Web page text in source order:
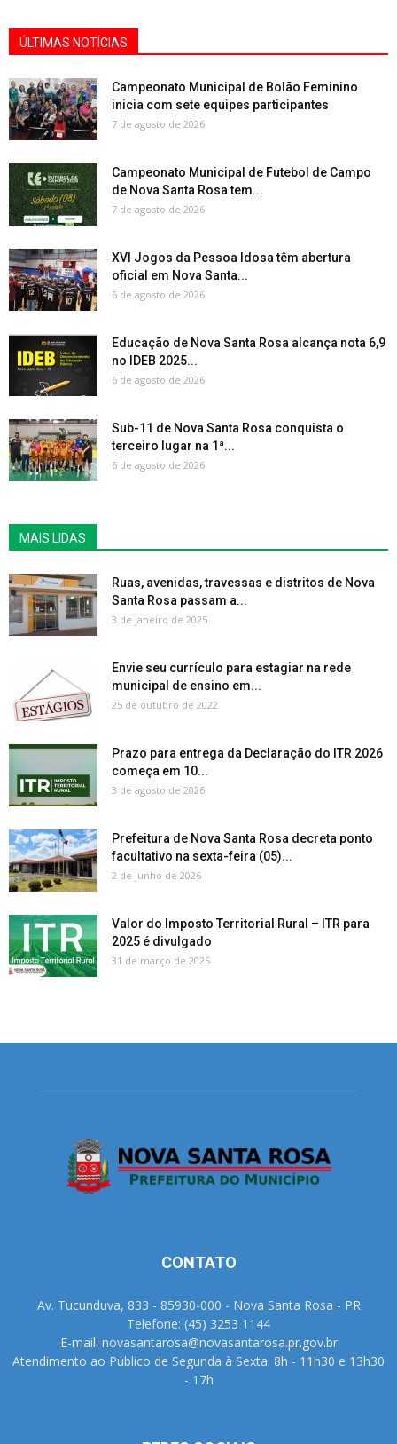
ÚLTIMAS NOTÍCIAS
Campeonato Municipal de Bolão Feminino
inicia com sete equipes participantes
7 de agosto de 2026
Campeonato Municipal de Futebol de Campo
de Nova Santa Rosa tem...
7 de agosto de 2026
XVI Jogos da Pessoa Idosa têm abertura
oficial em Nova Santa...
6 de agosto de 2026
Educação de Nova Santa Rosa alcança nota 6,9
no IDEB 2025...
6 de agosto de 2026
Sub-11 de Nova Santa Rosa conquista o
terceiro lugar na 1ª...
6 de agosto de 2026
MAIS LIDAS
Ruas, avenidas, travessas e distritos de Nova
Santa Rosa passam a...
3 de janeiro de 2025
Envie seu currículo para estagiar na rede
municipal de ensino em...
25 de outubro de 2022
Prazo para entrega da Declaração do ITR 2026
começa em 10...
3 de agosto de 2026
Prefeitura de Nova Santa Rosa decreta ponto
facultativo na sexta-feira (05)...
2 de junho de 2026
Valor do Imposto Territorial Rural – ITR para
2025 é divulgado
31 de março de 2025
CONTATO
Av. Tucunduva, 833 - 85930-000 - Nova Santa Rosa - PR
Telefone: (45) 3253 1144
E-mail: novasantarosa@novasantarosa.pr.gov.br
Atendimento ao Público de Segunda à Sexta: 8h - 11h30 e 13h30
- 17h